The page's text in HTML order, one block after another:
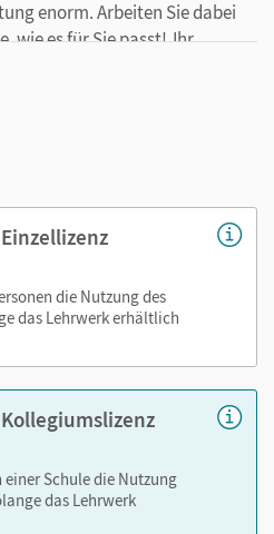
enorm. Arbeiten Sie dabei
wie es für Sie passt! Ihr
Übungen des Schulbuchs
auf lernen.cornelsen.de
App.
die Nutzung des
das Lehrwerk erhältlich
Schule die Nutzung
das Lehrwerk